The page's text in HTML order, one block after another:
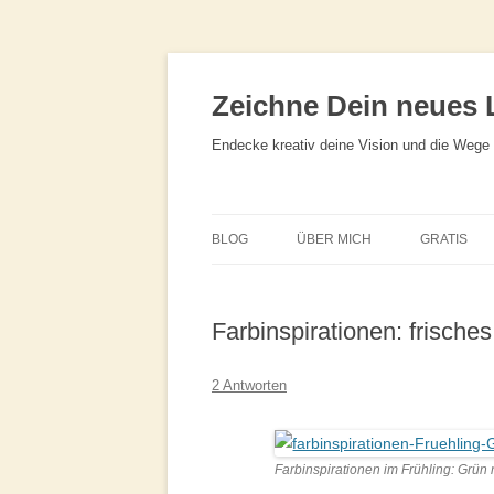
Zeichne Dein neues
Endecke kreativ deine Vision und die
BLOG ÜBER MICH
PRESSE
GRATIS
Farbinspirationen:
2 Antworten
Farbinspirationen im Frühling: Grün